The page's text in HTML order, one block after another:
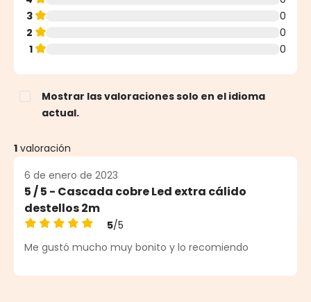
3
0
2
0
1
0
Mostrar las valoraciones solo en el idioma
actual.
1 valoración
6 de enero de 2023
5 / 5 - Cascada cobre Led extra cálido
destellos 2m
Calificación promedio de 5 de 5 estrellas
5/5
Me gustó mucho muy bonito y lo recomiendo